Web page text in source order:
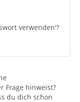
verwenden'?
Frage hinweist?
du dich schon